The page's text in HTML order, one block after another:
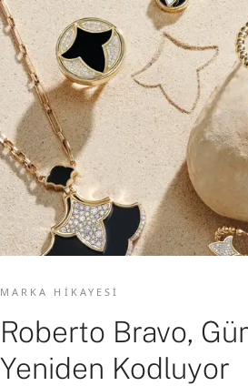
MARKA HIKAYESI
Roberto Bravo,
Yeniden Kodluyor